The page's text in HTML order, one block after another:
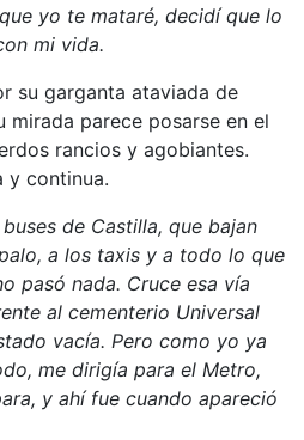
yo te mataré, decidí que lo
mi vida.
su garganta ataviada de
mirada parece posarse en el
rancios y agobiantes.
y continua.
de Castilla, que bajan
a los taxis y a todo lo que
pasó nada. Cruce esa vía
al cementerio Universal
vacía. Pero como yo ya
me dirigía para el Metro,
y ahí fue cuando apareció